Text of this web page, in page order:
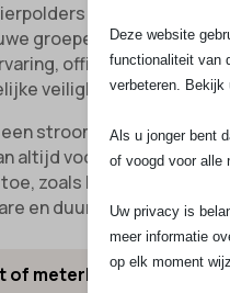
staat SA
groepenkasten
officiële
stroomstoring
altijd voorop. We werken
zoals NEN 3140 en
en duurzame oplossing.
of meterkast vervangen:
Deze website
functionaliteit van
verbeteren. Bekijk
Als u jonger bent
of voogd voor alle
Uw privacy is
meer informatie
op elk moment